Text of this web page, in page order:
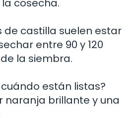
cosecha.
de castilla suelen estar
entre 90 y 120
la siembra.
están listas?
naranja brillante y una